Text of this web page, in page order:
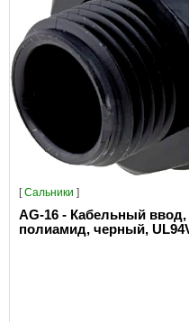
[Сальники ]
AG-16 - Кабельный ввод,
полиамид, черный,